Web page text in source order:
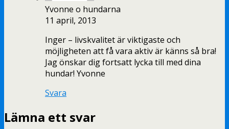
Yvonne o hundarna
11 april, 2013
Inger – livskvalitet är viktigaste och
möjligheten att få vara aktiv är känns så bra!
Jag önskar dig fortsatt lycka till med dina
hundar! Yvonne
Svara
Lämna ett svar